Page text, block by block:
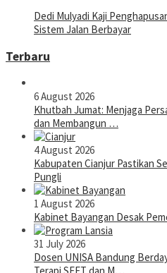
Dedi Mulyadi Kaji
Sistem Jalan Berbayar
Terbaru
6 August 2026
Khutbah Jumat: Menjaga
dan Membangun …
4 August 2026
Kabupaten Cianjur Pastikan
Pungli
1 August 2026
Kabinet Bayangan Desak
31 July 2026
Dosen UNISA Bandung